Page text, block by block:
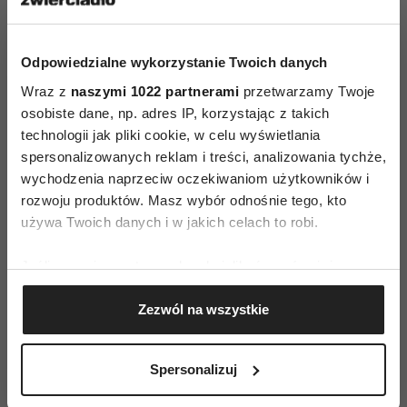
Odpowiedzialne wykorzystanie Twoich danych
Wraz z naszymi 1022 partnerami przetwarzamy Twoje
osobiste dane, np. adres IP, korzystając z takich
technologii jak pliki cookie, w celu wyświetlania
spersonalizowanych reklam i treści, analizowania tychże,
wychodzenia naprzeciw oczekiwaniom użytkowników i
rozwoju produktów. Masz wybór odnośnie tego, kto
używa Twoich danych i w jakich celach to robi.
Jeśli wyrazisz na to zgodę, chcielibyśmy również:
Gromadzić dane dotyczące Twojej lokalizacji
geograficznej z dokładnością nawet do kilku metrów
Identyfikować Twoje urządzenie, aktywnie
(fingerprinting, czyli wirtualny odcisk palca)
Zezwól na wszystkie
Spersonalizuj
pokonywać. Fot. WFF
oraz w Konkursie Filmów
Krótkometrażowych: Czwartek,
reż. Bruno Brejt